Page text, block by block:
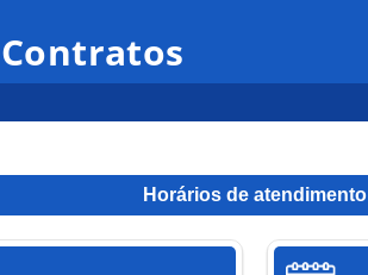
Horários de atendimento